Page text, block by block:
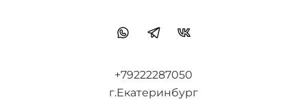
+79222287050
г.Екатеринбург